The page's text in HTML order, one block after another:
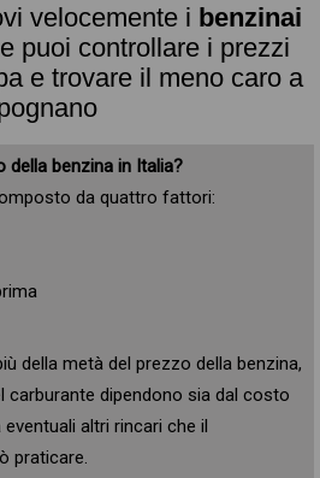
velocemente i benzinai
e puoi controllare i prezzi
e trovare il meno caro a
benzina in Italia?
da quattro fattori:
della metà del prezzo della benzina,
carburante dipendono sia dal costo
altri rincari che il
praticare.